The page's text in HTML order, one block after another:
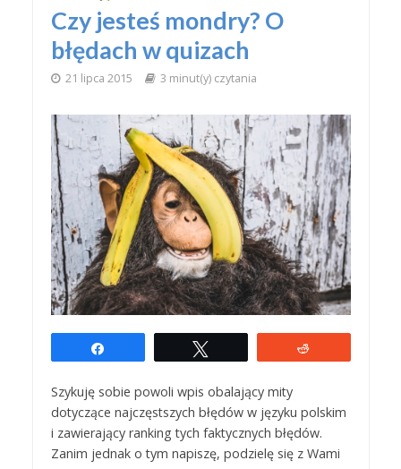
Czy jesteś mondry? O
błędach w quizach
21 lipca 2015 3 minut(y) czytania
Szykuję sobie powoli wpis obalający mity
dotyczące najczęstszych błędów w języku polskim
i zawierający ranking tych faktycznych błędów.
Zanim jednak o tym napiszę, podzielę się z Wami